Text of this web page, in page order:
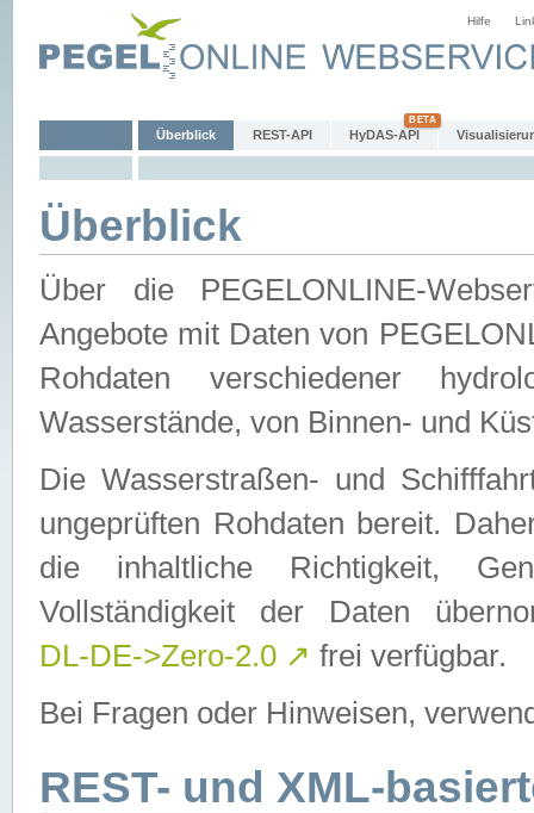
Hilfe
Überblick REST-API HyDAS-API
Überblick
Über die PEGELONLINE-
Angebote mit Daten von
Rohdaten verschiedener
Wasserstände, von Binnen- und
Die Wasserstraßen- und
ungeprüften Rohdaten bereit.
die inhaltliche Richtigkeit,
Vollständigkeit der Daten
DL-DE->Zero-2.0 ↗ frei verfügbar.
Bei Fragen oder Hinweisen,
REST- und XML-